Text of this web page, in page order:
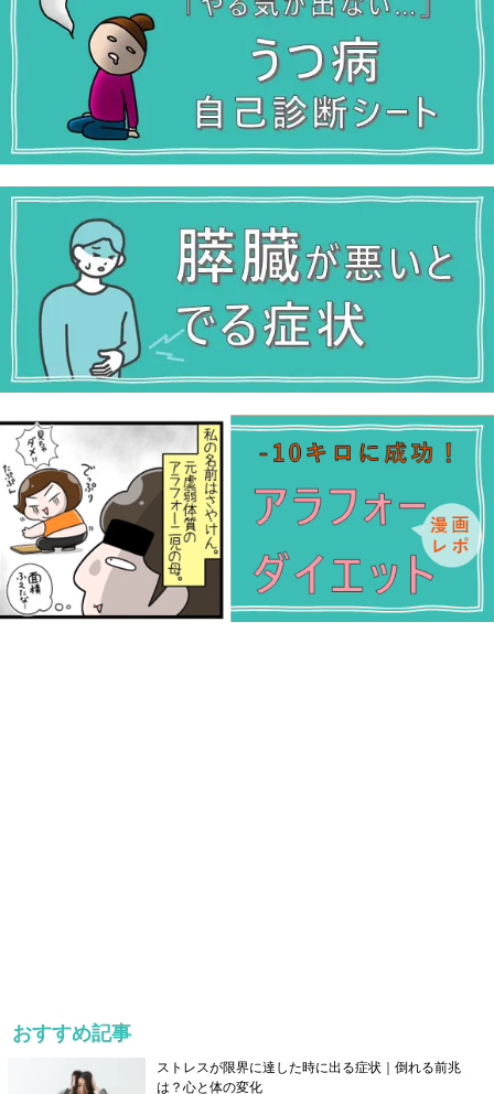
おすすめ記事
ストレスが限界に達した時に出る症状｜倒れる前兆
は？心と体の変化